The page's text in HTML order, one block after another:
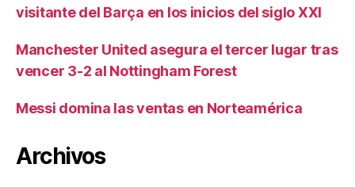
visitante del Barça en los inicios del siglo XXI
Manchester United asegura el tercer lugar tras
vencer 3-2 al Nottingham Forest
Messi domina las ventas en Norteamérica
Archivos